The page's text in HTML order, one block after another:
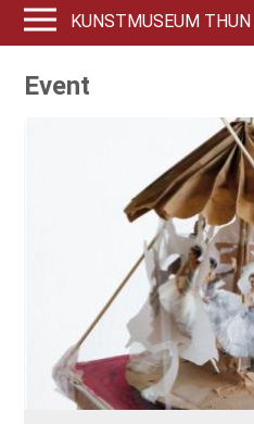
KUNSTMUSEUM THUN
Event